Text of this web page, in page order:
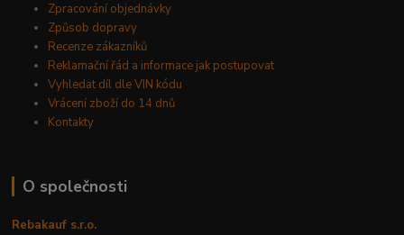
Zpracování objednávky
Způsob dopravy
Recenze zákazníků
Reklamační řád a informace jak postupovat
Vyhledat díl dle VIN kódu
Vrácení zboží do 14 dnů
Kontakty
O společnosti
Rebakauf s.r.o.